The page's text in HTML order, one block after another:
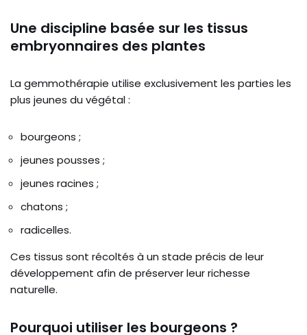
Une discipline basée sur les tissus
embryonnaires des plantes
La gemmothérapie utilise exclusivement les parties les
plus jeunes du végétal :
bourgeons ;
jeunes pousses ;
jeunes racines ;
chatons ;
radicelles.
Ces tissus sont récoltés à un stade précis de leur
développement afin de préserver leur richesse
naturelle.
Pourquoi utiliser les bourgeons ?